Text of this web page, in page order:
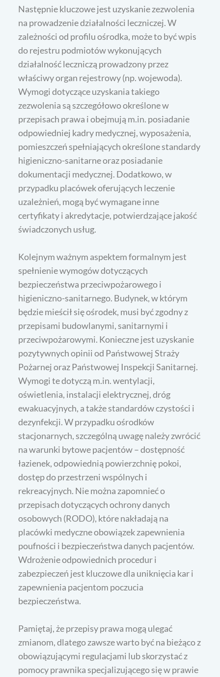
Następnie kluczowe jest uzyskanie zezwolenia
na prowadzenie działalności leczniczej. W
zależności od profilu ośrodka, może to być wpis
do rejestru podmiotów wykonujących
działalność leczniczą prowadzony przez
właściwy organ rejestrowy (np. wojewoda).
Wymogi dotyczące uzyskania takiego
zezwolenia są szczegółowo określone w
przepisach prawa i obejmują m.in. posiadanie
odpowiedniej kadry medycznej, wyposażenia,
pomieszczeń spełniających określone standardy
higieniczno-sanitarne oraz posiadanie
dokumentacji medycznej. Dodatkowo, w
przypadku placówek oferujących leczenie
uzależnień, mogą być wymagane inne
certyfikaty i akredytacje, potwierdzające jakość
świadczonych usług.
Kolejnym ważnym aspektem formalnym jest
spełnienie wymogów dotyczących
bezpieczeństwa przeciwpożarowego i
higieniczno-sanitarnego. Budynek, w którym
będzie mieścił się ośrodek, musi być zgodny z
przepisami budowlanymi, sanitarnymi i
przeciwpożarowymi. Konieczne jest uzyskanie
pozytywnych opinii od Państwowej Straży
Pożarnej oraz Państwowej Inspekcji Sanitarnej.
Wymogi te dotyczą m.in. wentylacji,
oświetlenia, instalacji elektrycznej, dróg
ewakuacyjnych, a także standardów czystości i
dezynfekcji. W przypadku ośrodków
stacjonarnych, szczególną uwagę należy zwrócić
na warunki bytowe pacjentów – dostępność
łazienek, odpowiednią powierzchnię pokoi,
dostęp do przestrzeni wspólnych i
rekreacyjnych. Nie można zapomnieć o
przepisach dotyczących ochrony danych
osobowych (RODO), które nakładają na
placówki medyczne obowiązek zapewnienia
poufności i bezpieczeństwa danych pacjentów.
Wdrożenie odpowiednich procedur i
zabezpieczeń jest kluczowe dla uniknięcia kar i
zapewnienia pacjentom poczucia
bezpieczeństwa.
Pamiętaj, że przepisy prawa mogą ulegać
zmianom, dlatego zawsze warto być na bieżąco z
obowiązującymi regulacjami lub skorzystać z
pomocy prawnika specjalizującego się w prawie